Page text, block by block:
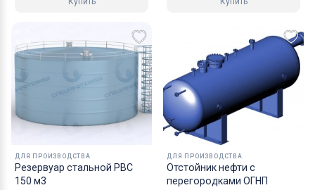
ДЛЯ ПРОИЗВОДСТВА
Резервуар стальной РВС
150 м3
ДЛЯ ПРОИЗВОДСТВА
Отстойник нефти с
перегородками ОГНП